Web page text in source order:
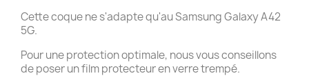
Cette coque ne s'adapte qu'au Samsung Galaxy A42
5G.
Pour une protection optimale, nous vous conseillons
de poser un film protecteur en verre trempé.